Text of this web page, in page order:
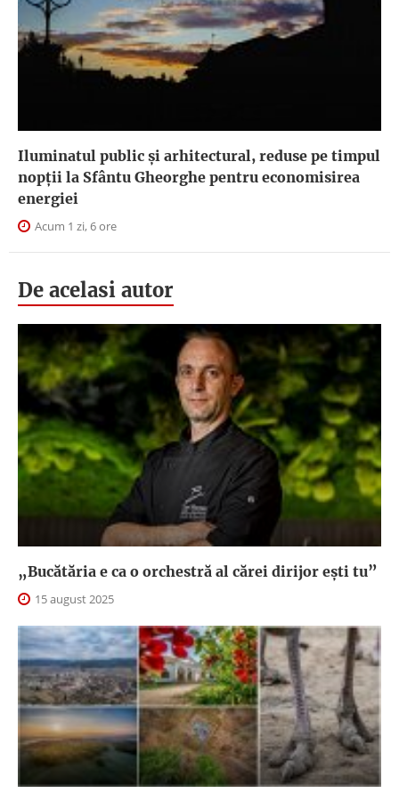
Iluminatul public şi arhitectural, reduse pe timpul
nopţii la Sfântu Gheorghe pentru economisirea
energiei
Acum 1 zi, 6 ore
De acelasi autor
„Bucătăria e ca o orchestră al cărei dirijor ești tu”
15 august 2025